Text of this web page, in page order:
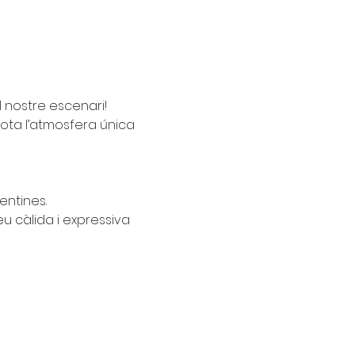
escenari!
l’atmosfera única
càlida i expressiva